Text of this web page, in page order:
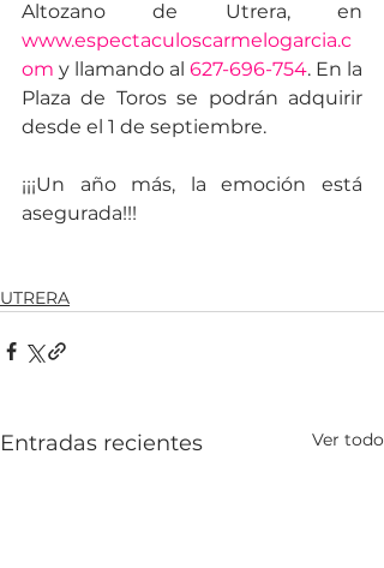
www.espectaculoscarmelogarcia.c
om y llamando al 627-696-754. En la
Plaza de Toros se podrán adquirir
desde el 1 de septiembre.
¡¡¡Un año más, la emoción está
asegurada!!!
UTRERA
Entradas recientes Ver todo